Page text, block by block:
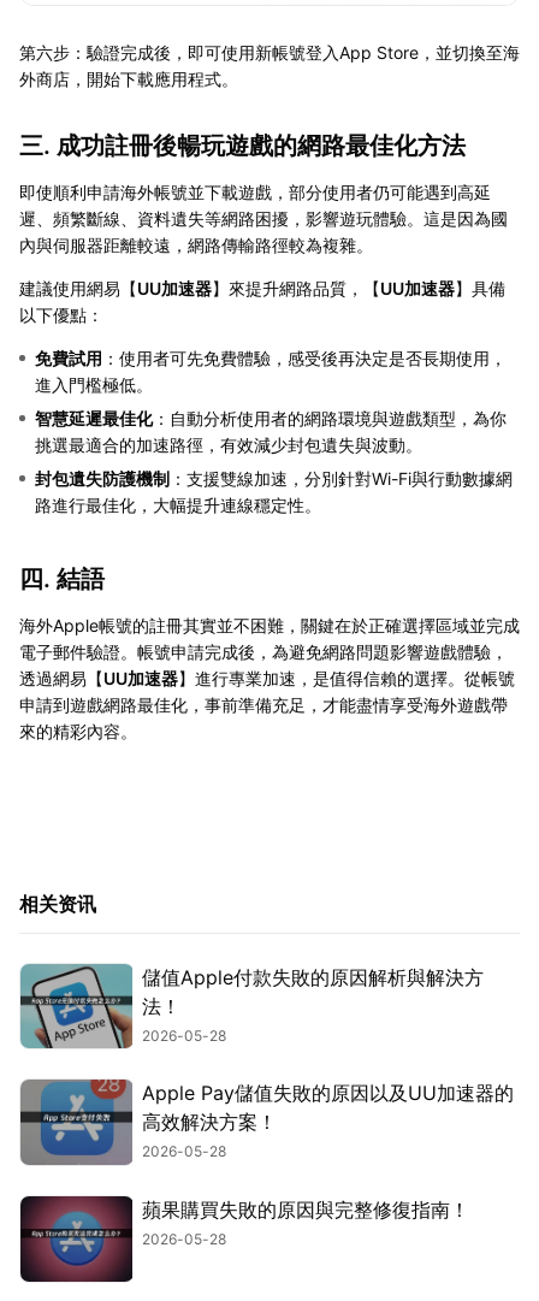
第六步：驗證完成後，即可使用新帳號登入App Store，並切換至海
外商店，開始下載應用程式。
三. 成功註冊後暢玩遊戲的網路最佳化方法
即使順利申請海外帳號並下載遊戲，部分使用者仍可能遇到高延
遲、頻繁斷線、資料遺失等網路困擾，影響遊玩體驗。這是因為國
內與伺服器距離較遠，網路傳輸路徑較為複雜。
建議使用網易【UU加速器】來提升網路品質，【UU加速器】具備
以下優點：
免費試用 ：使用者可先免費體驗，感受後再決定是否長期使用，
進入門檻極低。
智慧延遲最佳化：自動分析使用者的網路環境與遊戲類型，為你
挑選最適合的加速路徑，有效減少封包遺失與波動。
封包遺失防護機制 ：支援雙線加速，分別針對Wi-Fi與行動數據網
路進行最佳化，大幅提升連線穩定性。
四. 結語
海外Apple帳號的註冊其實並不困難，關鍵在於正確選擇區域並完成
電子郵件驗證。帳號申請完成後，為避免網路問題影響遊戲體驗，
透過網易【UU加速器】進行專業加速，是值得信賴的選擇。從帳號
申請到遊戲網路最佳化，事前準備充足，才能盡情享受海外遊戲帶
來的精彩內容。
相关资讯
儲值Apple付款失敗的原因解析與解決方
法！
2026-05-28
Apple Pay儲值失敗的原因以及UU加速器的
高效解決方案！
2026-05-28
蘋果購買失敗的原因與完整修復指南！
2026-05-28